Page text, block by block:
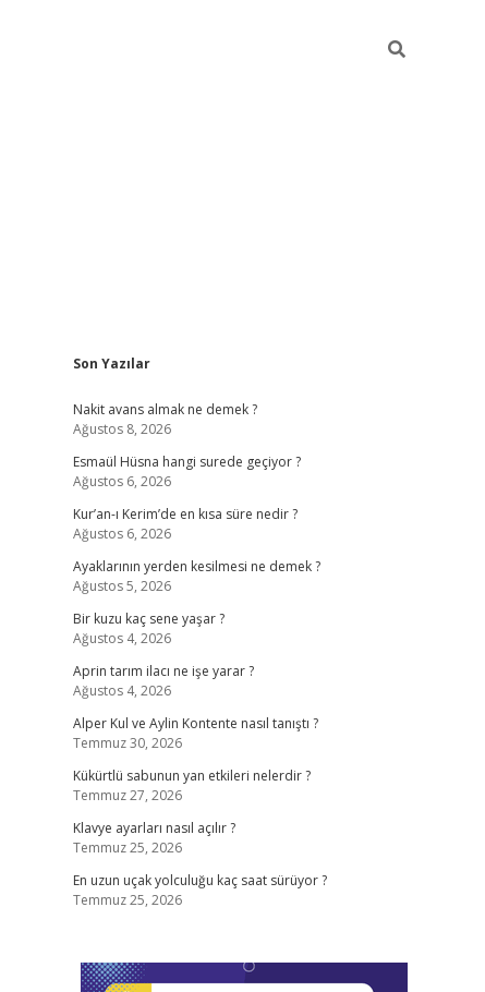
Sidebar
Son Yazılar
Nakit avans almak ne demek ?
Ağustos 8, 2026
Esmaül Hüsna hangi surede geçiyor ?
Ağustos 6, 2026
Kur’an-ı Kerim’de en kısa süre nedir ?
Ağustos 6, 2026
Ayaklarının yerden kesilmesi ne demek ?
Ağustos 5, 2026
Bir kuzu kaç sene yaşar ?
Ağustos 4, 2026
Aprin tarım ilacı ne işe yarar ?
Ağustos 4, 2026
Alper Kul ve Aylin Kontente nasıl tanıştı ?
Temmuz 30, 2026
Kükürtlü sabunun yan etkileri nelerdir ?
Temmuz 27, 2026
Klavye ayarları nasıl açılır ?
Temmuz 25, 2026
En uzun uçak yolculuğu kaç saat sürüyor ?
Temmuz 25, 2026